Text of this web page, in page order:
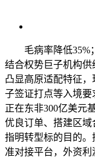
毛病率降低35%；
结合权势巨子机构供
凸显高原适配特征
子签证打点等入境要
正在东非300亿美元
优良订单、搭建区域
指明转型标的目的。
准对接平台，外资